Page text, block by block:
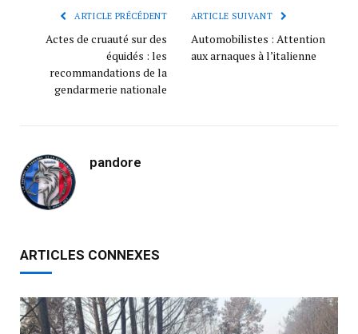
ARTICLE PRÉCÉDENT
Actes de cruauté sur des
équidés : les
recommandations de la
gendarmerie nationale
ARTICLE SUIVANT
Automobilistes : Attention
aux arnaques à l’italienne
pandore
ARTICLES CONNEXES